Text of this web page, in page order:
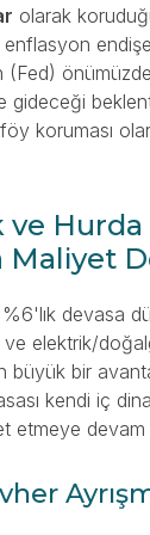
olarak
(Fed)
koruması
ve Hurda
Maliyet
devasa
elektrik/
büyük bir
kendi iç
etmeye devam